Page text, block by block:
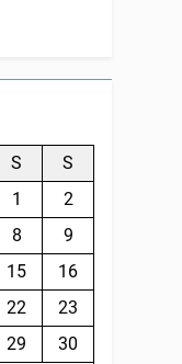
S
S
1
2
8
9
15
16
22
23
29 30